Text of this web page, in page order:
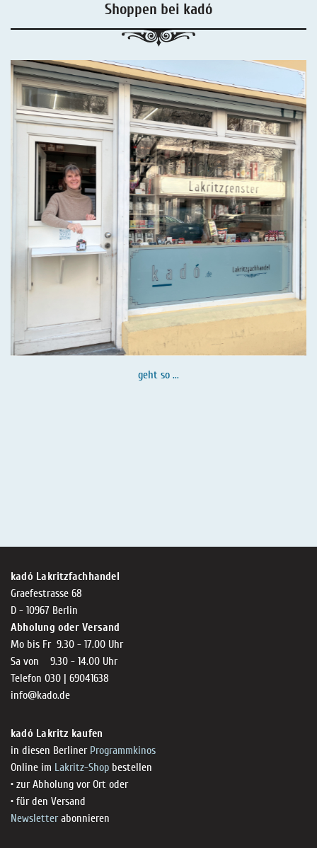
Shoppen bei kadó
geht so ...
kadó Lakritzfachhandel
Graefestrasse 68
D - 10967 Berlin
Abholung oder Versand
Mo bis Fr 9.30 - 17.00 Uhr
Sa von 9.30 - 14.00 Uhr
Telefon 030 | 69041638
info@kado.de
kadó Lakritz kaufen
in diesen Berliner Programmkinos
Online im Lakritz-Shop bestellen
• zur Abholung vor Ort oder
• für den Versand
Newsletterabonnieren